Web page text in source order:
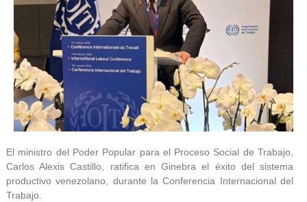
El ministro del Poder Popular para el Proceso Social de Trabajo,
Carlos Alexis Castillo, ratifica en Ginebra el éxito del sistema
productivo venezolano, durante la Conferencia Internacional del
Trabajo.